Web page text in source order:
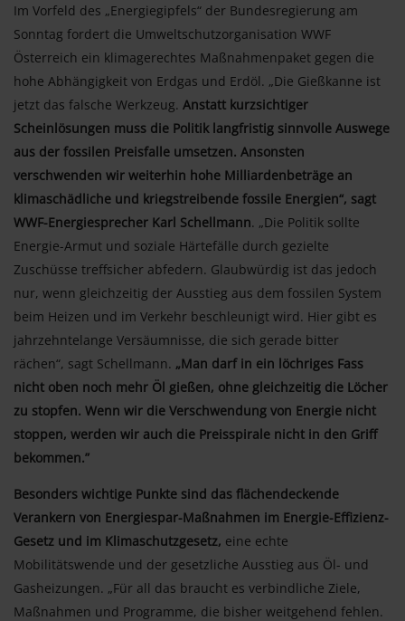
Im Vorfeld des „Energiegipfels“ der Bundesregierung am
Sonntag fordert die Umweltschutzorganisation WWF
Österreich ein klimagerechtes Maßnahmenpaket gegen die
hohe Abhängigkeit von Erdgas und Erdöl. „Die Gießkanne ist
jetzt das falsche Werkzeug. Anstatt kurzsichtiger
Scheinlösungen muss die Politik langfristig sinnvolle Auswege
aus der fossilen Preisfalle umsetzen. Ansonsten
verschwenden wir weiterhin hohe Milliardenbeträge an
klimaschädliche und kriegstreibende fossile Energien“, sagt
WWF-Energiesprecher Karl Schellmann. „Die Politik sollte
Energie-Armut und soziale Härtefälle durch gezielte
Zuschüsse treffsicher abfedern. Glaubwürdig ist das jedoch
nur, wenn gleichzeitig der Ausstieg aus dem fossilen System
beim Heizen und im Verkehr beschleunigt wird. Hier gibt es
jahrzehntelange Versäumnisse, die sich gerade bitter
rächen“, sagt Schellmann. „Man darf in ein löchriges Fass
nicht oben noch mehr Öl gießen, ohne gleichzeitig die Löcher
zu stopfen. Wenn wir die Verschwendung von Energie nicht
stoppen, werden wir auch die Preisspirale nicht in den Griff
bekommen.”
Besonders wichtige Punkte sind das flächendeckende
Verankern von Energiespar-Maßnahmen im Energie-Effizienz-
Gesetz und im Klimaschutzgesetz, eine echte
Mobilitätswende und der gesetzliche Ausstieg aus Öl- und
Gasheizungen. „Für all das braucht es verbindliche Ziele,
Maßnahmen und Programme, die bisher weitgehend fehlen.